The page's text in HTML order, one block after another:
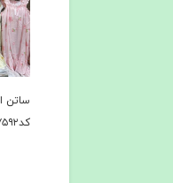
ساتن
کد۷۵۹۲